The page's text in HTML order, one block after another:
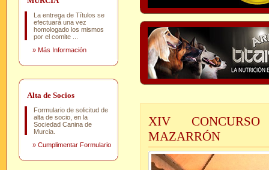
La entrega de Títulos se
efectuará una vez
homologado los mismos
por el comite ...
» Más Información
Alta de Socios
Formulario de solicitud de
alta de socio, en la
Sociedad Canina de
Murcia.
» Cumplimentar Formulario
XIV
MAZARRÓN